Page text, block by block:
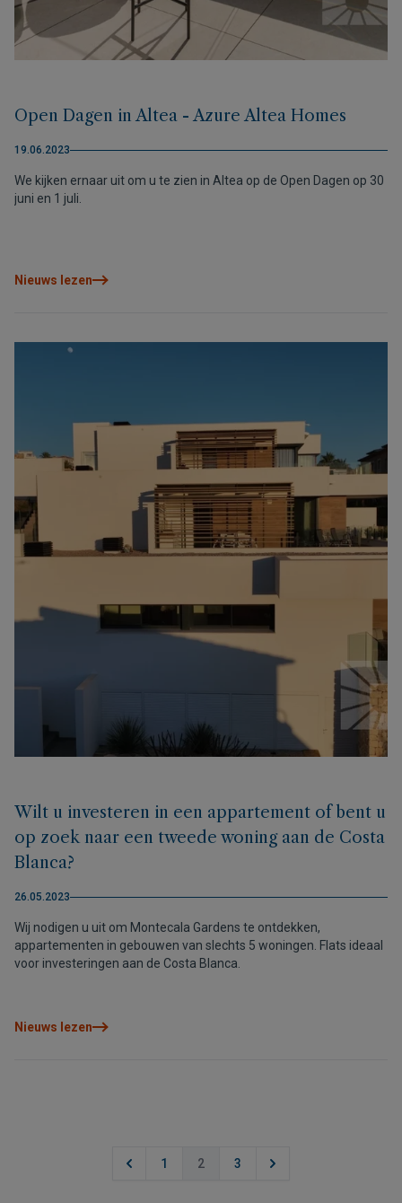
Open Dagen in Altea - Azure Altea Homes
19.06.2023
We kijken ernaar uit om u te zien in Altea op de Open Dagen op 30
juni en 1 juli.
Nieuws lezen
Wilt u investeren in een appartement of bent u
op zoek naar een tweede woning aan de Costa
Blanca?
26.05.2023
Wij nodigen u uit om Montecala Gardens te ontdekken,
appartementen in gebouwen van slechts 5 woningen. Flats ideaal
voor investeringen aan de Costa Blanca.
Nieuws lezen
1 2 3